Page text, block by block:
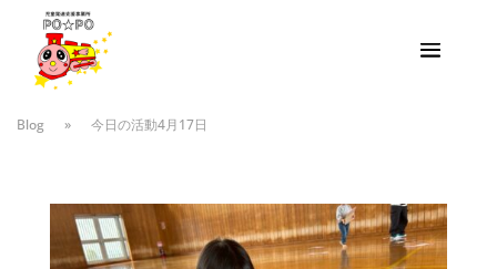
Blog » 今日の活動4月17日